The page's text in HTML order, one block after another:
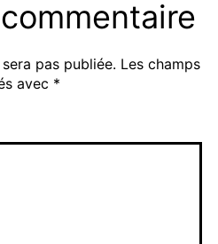
pas publiée. Les champs
avec *